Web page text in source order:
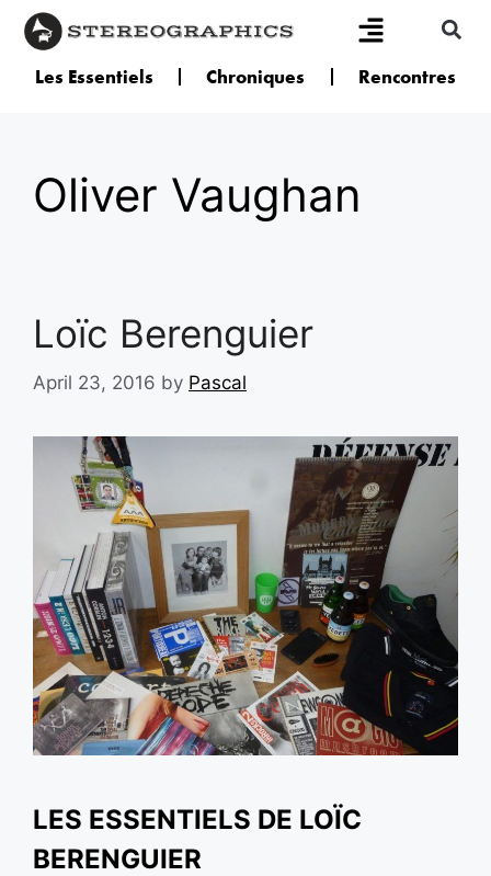
Les Essentiels Chroniques Rencontres
Oliver Vaughan
Loïc Berenguier
April 23, 2016 by Pascal
LES ESSENTIELS DE LOÏC
BERENGUIER